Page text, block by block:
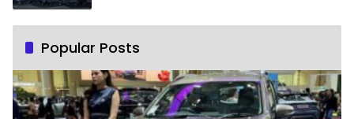
Popular Posts